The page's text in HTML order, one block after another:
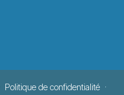
Politique de confidentialité